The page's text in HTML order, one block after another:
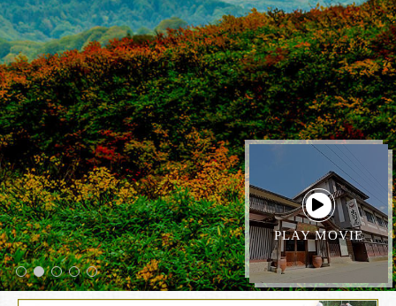
PLAY MOVIE